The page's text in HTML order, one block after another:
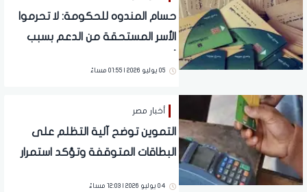
حسام المندوه للحكومة: لا تحرموا
الأسر المستحقة من الدعم بسبب
05 يوليو 2026 | 01:55 مساءً
أخبار مصر
التموين توضح آلية التظلم على
البطاقات المتوقفة وتؤكد استمرار
04 يوليو 2026 | 12:03 مساءً